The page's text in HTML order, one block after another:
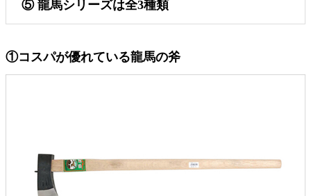
⑤ 龍馬シリーズは全3種類
①コスパが優れている龍馬の斧